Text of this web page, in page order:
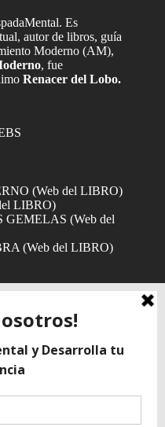
Es
autor de libros, guía
Moderno (AM),
, fue
Renacer del Lobo.
(Web del LIBRO)
LIBRO)
(Web del
(Web del LIBRO)